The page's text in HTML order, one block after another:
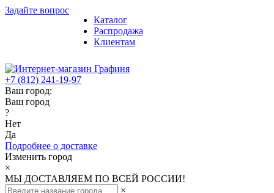
Задайте вопрос
Каталог
Распродажа
Клиентам
+7 (812) 241-19-97
Ваш город:
Ваш город
?
Нет
Да
Подробнее о доставке
Изменить город
×
МЫ ДОСТАВЛЯЕМ ПО ВСЕЙ РОССИИ!
×